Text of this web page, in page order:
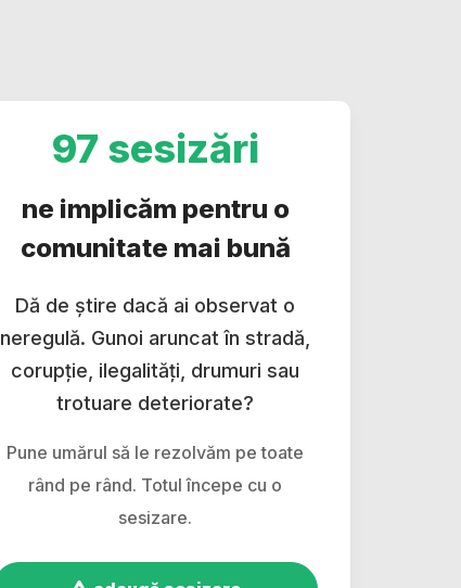
97 sesizări
ne implicăm pentru o
comunitate mai bună
Dă de știre dacă ai observat o
neregulă. Gunoi aruncat în stradă,
corupție, ilegalități, drumuri sau
trotuare deteriorate?
Pune umărul să le rezolvăm pe toate
rând pe rând. Totul începe cu o
sesizare.